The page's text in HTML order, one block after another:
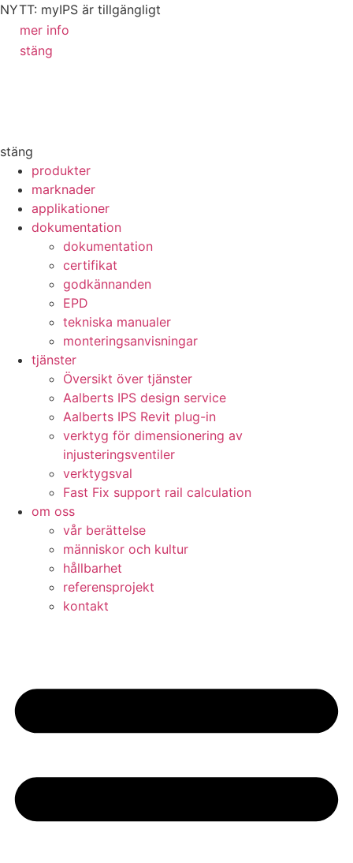
NYTT: myIPS är tillgängligt
mer info
stäng
stäng
produkter
marknader
applikationer
dokumentation
dokumentation
certifikat
godkännanden
EPD
tekniska manualer
monteringsanvisningar
tjänster
Översikt över tjänster
Aalberts IPS design service
Aalberts IPS Revit plug-in
verktyg för dimensionering av
injusteringsventiler
verktygsval
Fast Fix support rail calculation
om oss
vår berättelse
människor och kultur
hållbarhet
referensprojekt
kontakt